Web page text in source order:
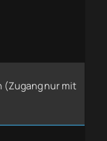
(Zugang nur mit